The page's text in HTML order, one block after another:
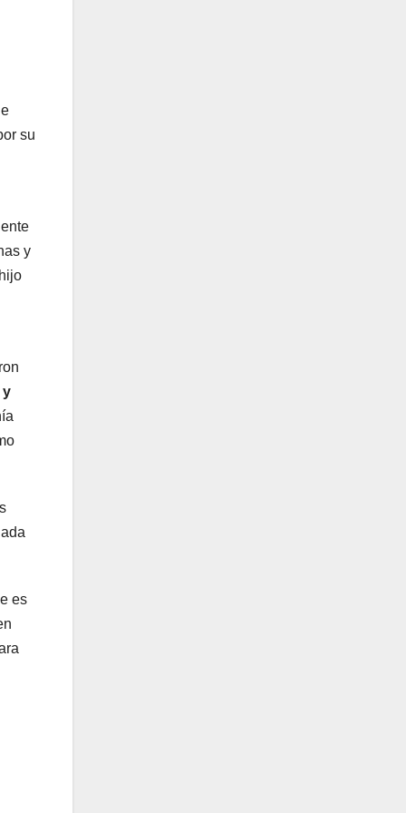
su
y
y
es